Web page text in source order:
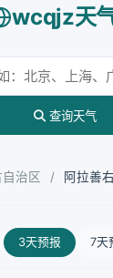
wcqjz天
查询天气
治区 / 阿拉善
3天预报 7天